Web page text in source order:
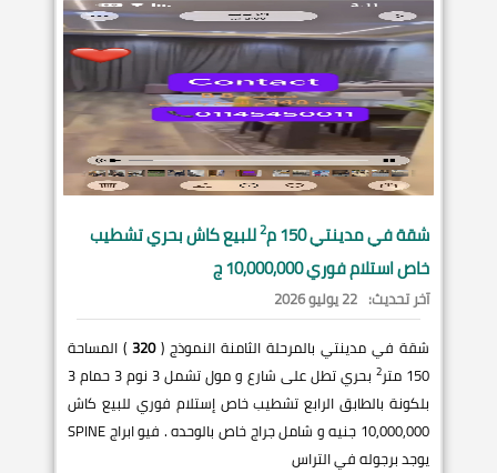
شقة فيمدينتي150 م 2للبيع كاش بحري تشطيب
خاص استلام فوري 10,000,000 ج
آخر تحديث: 22 يوليو 2026
شقة في مدينتي بالمرحلة الثامنة النموذج (320 ) المساحة
150 متر
2
بحري تطل على شارع و مول تشمل 3 نوم 3 حمام 3
بلكونة بالطابق الرابع تشطيب خاص إستلام فوري للبيع كاش
10,000,000 جنيه و شامل جراج خاص بالوحده . فيو ابراج SPINE
يوجد برجوله في التراس